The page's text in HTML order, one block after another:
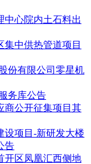
中心院内土石料出
中供热管道项目
份有限公司零星机
务库公告
商公开征集项目其
设项目-新研发大楼
告
开区凤凰汇西侧地